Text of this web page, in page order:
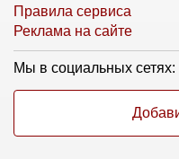
Правила сервиса
Реклама на сайте
Мы в социальных сетях: